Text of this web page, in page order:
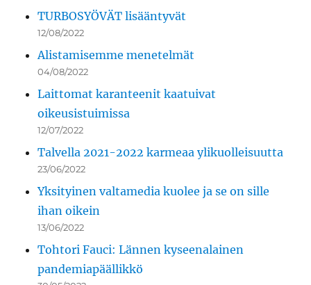
TURBOSYÖVÄT lisääntyvät
12/08/2022
Alistamisemme menetelmät
04/08/2022
Laittomat karanteenit kaatuivat
oikeusistuimissa
12/07/2022
Talvella 2021-2022 karmeaa ylikuolleisuutta
23/06/2022
Yksityinen valtamedia kuolee ja se on sille
ihan oikein
13/06/2022
Tohtori Fauci: Lännen kyseenalainen
pandemiapäällikkö